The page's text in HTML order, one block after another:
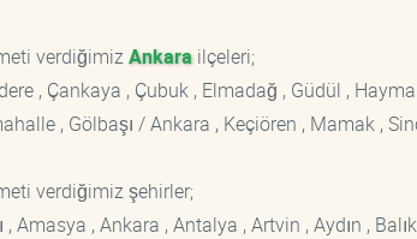
verdiğimizAnkara ilçeleri;
, Çankaya , Çubuk , Elmadağ , Güdül ,
, Gölbaşı / Ankara , Keçiören , Mamak ,
verdiğimiz şehirler;
Amasya , Ankara , Antalya , Artvin , Aydın ,